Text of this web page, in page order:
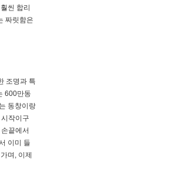
씬 합리
짜릿함은
조명과 특
600만동
동창이랑
작이구
끝에서
이미 들
며, 이제